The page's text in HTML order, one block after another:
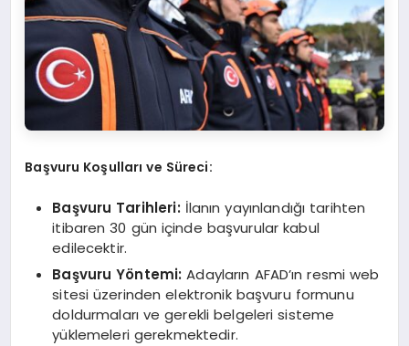
Başvuru Koşulları ve Süreci:
Başvuru Tarihleri: İlanın yayınlandığı tarihten
itibaren 30 gün içinde başvurular kabul
edilecektir.
Başvuru Yöntemi: Adayların AFAD’ın resmi web
sitesi üzerinden elektronik başvuru formunu
doldurmaları ve gerekli belgeleri sisteme
yüklemeleri gerekmektedir.